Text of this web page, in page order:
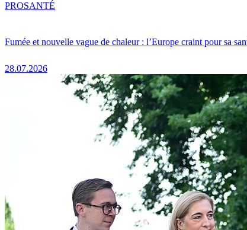
Fumée et nouvelle vague de chaleur : l’Europe craint pour sa
28.07.2026
PROSANTÉ